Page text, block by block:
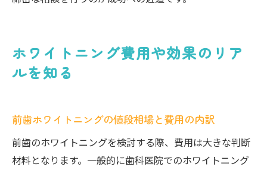
ホワイトニング費用や効果のリア
ルを知る
前歯ホワイトニングの値段相場と費用の内訳
前歯のホワイトニングを検討する際、費用は大きな判断
材料となります。一般的に歯科医院でのホワイトニング